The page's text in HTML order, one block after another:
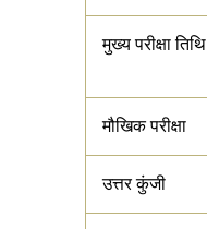
मुख्य परीक्षा तिथि
मौखिक परीक्षा
उत्तर कुंजी